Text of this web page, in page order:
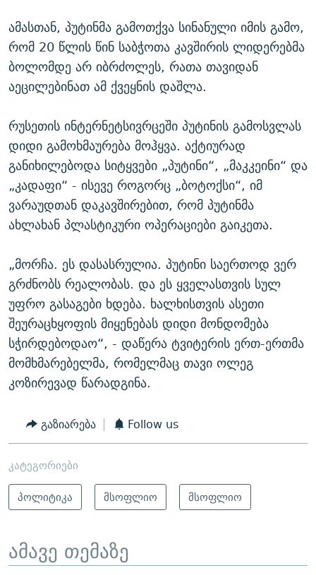
ამასთან, პუტინმა გამოთქვა სინანული იმის გამო,
რომ 20 წლის წინ საბჭოთა კავშირის ლიდერებმა
ბოლომდე არ იბრძოლეს, რათა თავიდან
აეცილებინათ ამ ქვეყნის დაშლა.
რუსეთის ინტერნეტსივრცეში პუტინის გამოსვლას
დიდი გამოხმაურება მოჰყვა. აქტიურად
განიხილებოდა სიტყვები „პუტინი“, „მაკკეინი“ და
„კადაფი“ - ისევე როგორც „ბოტოქსი“, იმ
ვარაუდთან დაკავშირებით, რომ პუტინმა
ახლახან პლასტიკური ოპერაციები გაიკეთა.
„მორჩა. ეს დასასრულია. პუტინი საერთოდ ვერ
გრძნობს რეალობას. და ეს ყველასთვის სულ
უფრო გასაგები ხდება. ხალხისთვის ასეთი
შეურაცხყოფის მიყენებას დიდი მონდომება
სჭირდებოდაო“, - დაწერა ტვიტერის ერთ-ერთმა
მომხმარებელმა, რომელმაც თავი ოლეგ
კოზირევად წარადგინა.
გაზიარება Follow us
კატეგორიები
პოლიტიკა
მსოფლიო მსოფლიო
ამავე თემაზე